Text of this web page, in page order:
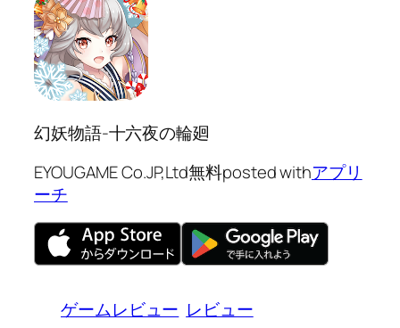
幻妖物語-十六夜の輪廻
EYOUGAME Co.JP,Ltd無料posted withアプリ
ーチ
ゲームレビュー レビュー